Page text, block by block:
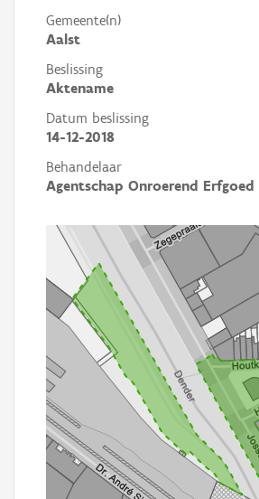
Gemeente(n)
Aalst
Beslissing
Aktename
Datum beslissing
14-12-2018
Behandelaar
Agentschap Onroerend Erfgoed